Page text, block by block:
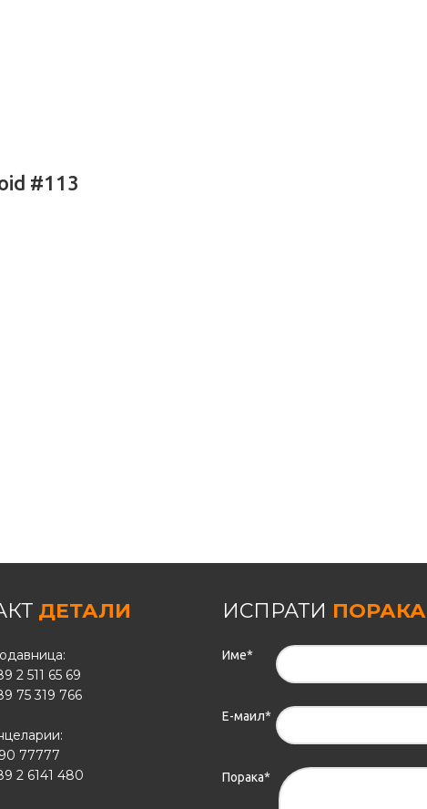
#113
ДЕТАЛИ
2 511 65 69
75 319 766
77777
2 6141 480
ИСПРАТИ ПОРАКА
Име*
Е-маил*
Порака*